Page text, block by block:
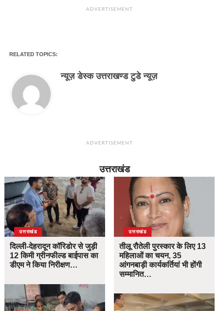
ADVERTISEMENT
RELATED TOPICS:
न्यूज़ डेस्क उत्तराखण्ड टुडे न्यूज़
ADVERTISEMENT
उत्तराखंड
उत्तराखंड
दिल्ली-देहरादून कॉरिडोर से जुड़ी
12 किमी ग्रीनफील्ड बाईपास का
डीएम ने किया निरीक्षण…
उत्तराखंड
तीलू रौतेली पुरस्कार के लिए 13
महिलाओं का चयन, 35
आंगनबाड़ी कार्यकर्तियां भी होंगी
सम्मानित…